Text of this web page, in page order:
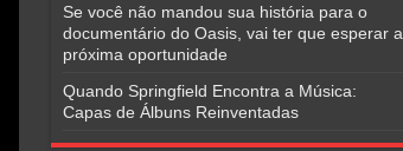
Se você não mandou sua história para o
documentário do Oasis, vai ter que esperar a
próxima oportunidade
Quando Springfield Encontra a Música:
Capas de Álbuns Reinventadas